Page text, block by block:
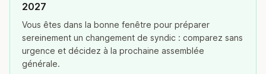
2027
Vous êtes dans la bonne fenêtre pour préparer
sereinement un changement de syndic : comparez sans
urgence et décidez à la prochaine assemblée
générale.